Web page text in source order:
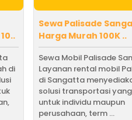
di
Sewa Palisade
Harga Murah 100K ..
Sewa Mobil Palisade
Layanan rental mobil
di Sangatta
solusi transportasi
untuk individu maupun
perusahaan, term ...